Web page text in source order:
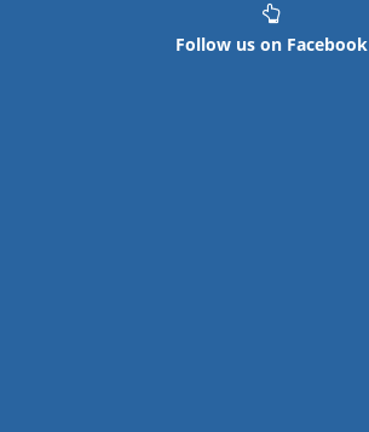
Follow us on Facebook